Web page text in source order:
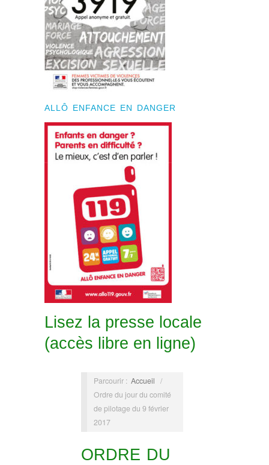
ALLÔ ENFANCE EN DANGER
Lisez la presse locale
(accès libre en ligne)
Parcourir : Accueil /
Ordre du jour du comité
de pilotage du 9 février
2017
ORDRE DU